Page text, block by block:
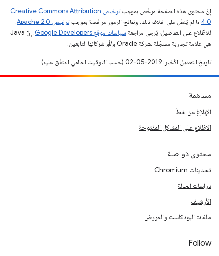
إنّ محتوى هذه الصفحة مرخّص بموجب
ترخيص Creative Commons Attribution
4.0‏ ما لم يُنصّ على خلاف ذلك، ونماذج الرموز مرخّصة بموجبترخيص Apache 2.0‏
.
للاطّلاع على التفاصيل، يُرجى مراجعة سياسات موقع Google Developers‏
. إنّ Java
هي علامة تجارية مسجَّلة لشركة Oracle و/أو شركائها التابعين.
تاريخ التعديل الأخير: 2019-05-02 (حسب التوقيت العالمي المتفَّق عليه)
مساهمة
الإبلاغ عن خطأ
الاطّلاع على المشاكل المفتوحة
محتوى ذو صلة
تحديثات Chromium
دراسات الحالة
الأرشيف
ملفات البودكاست والعروض
Follow